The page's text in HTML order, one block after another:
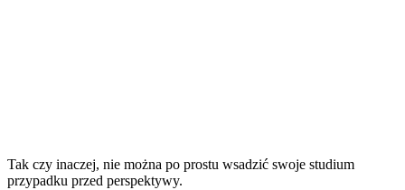
Tak czy inaczej, nie można po prostu wsadzić swoje studium
przypadku przed perspektywy.